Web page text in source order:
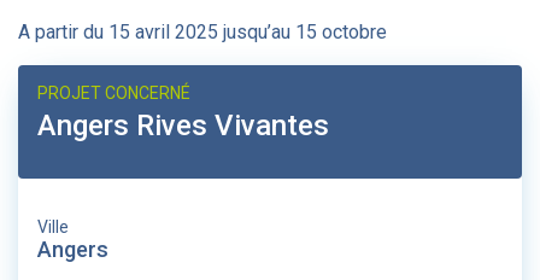
A partir du 15 avril 2025 jusqu’au 15 octobre
PROJET CONCERNÉ
Angers Rives Vivantes
Ville
Angers